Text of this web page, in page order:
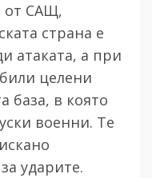
от САЩ,
страна е
атаката, а при
целени
база, в която
военни. Те
ударите.